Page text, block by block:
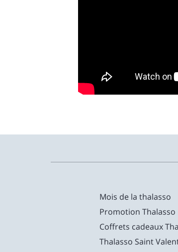
Mois de la thalasso
Promotion Thalasso
Coffrets cadeaux
Thalasso Saint